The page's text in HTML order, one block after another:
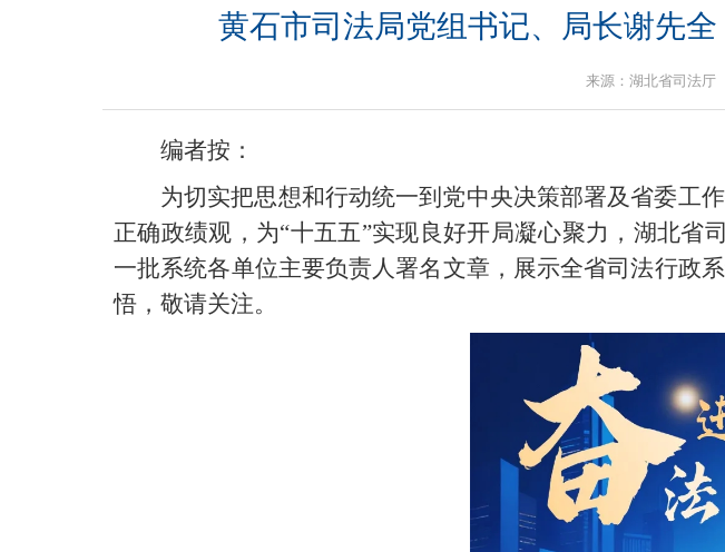
黄石市司法局党组书记、局长谢先
来源：湖北省司法
编者按：
为切实把思想和行动统一到党中央决策部署及省委工
正确政绩观，为“十五五”实现良好开局凝心聚力，湖北省
一批系统各单位主要负责人署名文章，展示全省司法行政
悟，敬请关注。